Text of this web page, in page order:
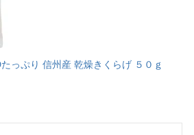
っぷり 信州産 乾燥きくらげ ５０ｇ